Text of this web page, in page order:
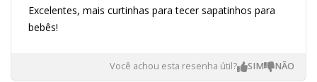
Excelentes, mais curtinhas para tecer sapatinhos para
bebês!
Você achou esta resenha útil?